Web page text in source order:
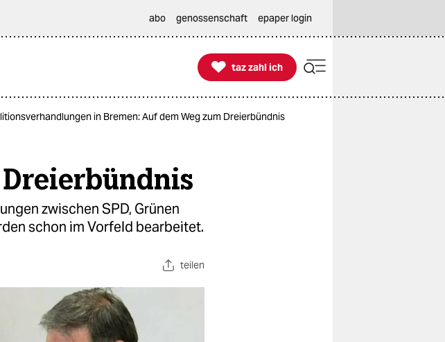
abo genossenschaft epaper login

taz zahl ich
taz zahl ich
in Bremen: Auf dem Weg zum Dreierbündnis
zwischen SPD, Grünen
schon im Vorfeld bearbeitet.
teilen